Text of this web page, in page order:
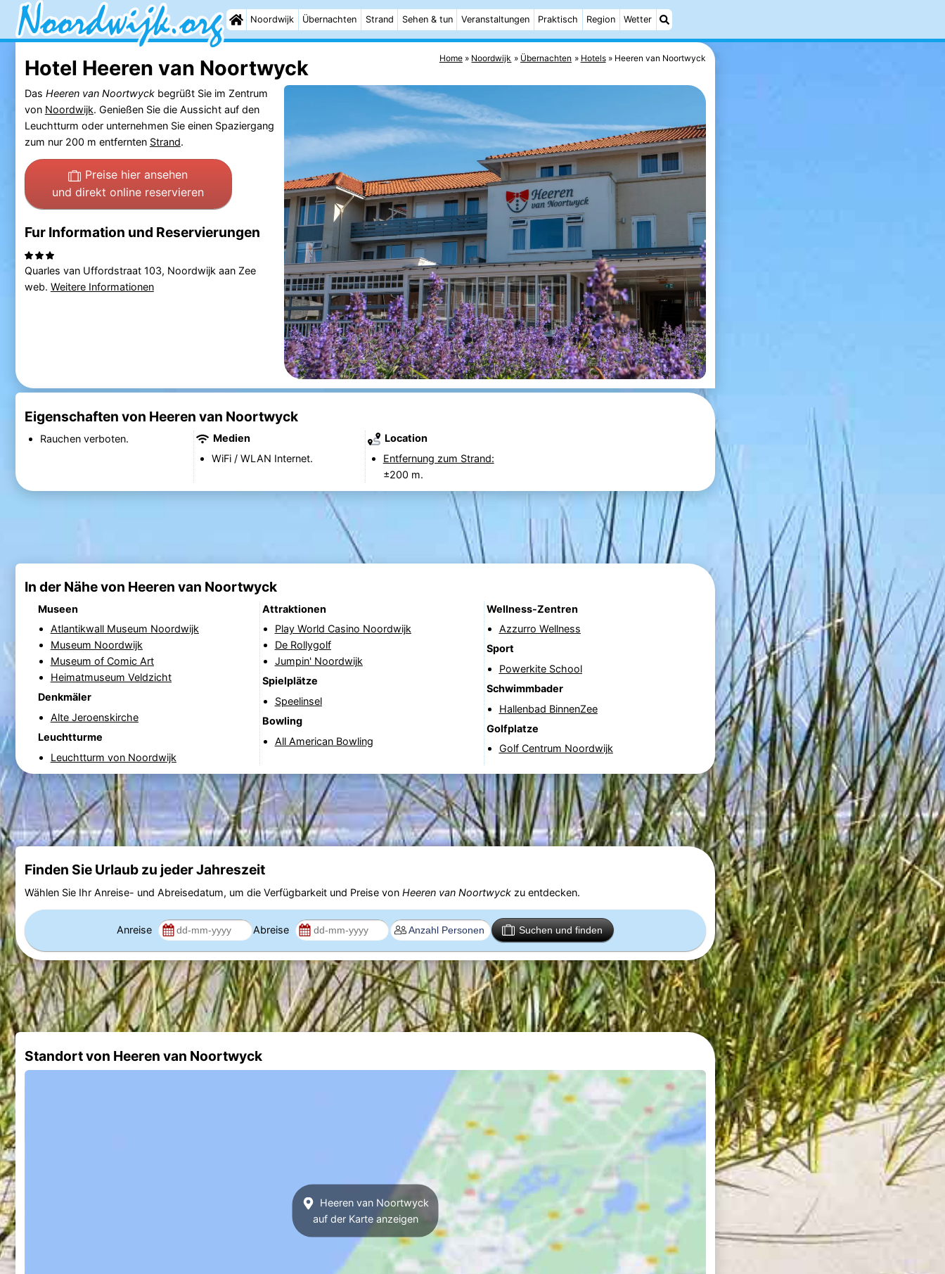
Noordwijk Übernachten Strand Sehen & tun Veranstaltungen Praktisch Region Wetter
Home Noordwijk Übernachten Hotels Heeren van Noortwyck
Hotel Heeren van Noortwyck
Das Heeren van Noortwyckbegrüßt Sie im Zentrum
von Noordwijk. Genießen Sie die Aussicht auf den
Leuchtturm oder unternehmen Sie einen Spaziergang
zum nur 200 m entfernten Strand.
Preise hier ansehen
und direkt online reservieren
Fur Information und Reservierungen
Quarles van Uffordstraat 103, Noordwijk aan Zee
web. Weitere Informationen
Eigenschaften von Heeren van Noortwyck
Rauchen verboten.
Medien
WiFi / WLAN Internet.
Location
Entfernung zum Strand:
±200 m.
In der Nähe von Heeren van Noortwyck
Museen
Atlantikwall Museum Noordwijk
Museum Noordwijk
Museum of Comic Art
Heimatmuseum Veldzicht
Denkmäler
Alte Jeroenskirche
Leuchtturme
Leuchtturm von Noordwijk
Attraktionen
Play World Casino Noordwijk
De Rollygolf
Jumpin' Noordwijk
Spielplätze
Speelinsel
Bowling
All American Bowling
Wellness-Zentren
Azzurro Wellness
Sport
Powerkite School
Schwimmbader
Hallenbad BinnenZee
Golfplatze
Golf Centrum Noordwijk
Finden Sie Urlaub zu jeder Jahreszeit
Wählen Sie Ihr Anreise- und Abreisedatum, um die Verfügbarkeit und Preise von Heeren van Noortwyckzu entdecken.
Anreise Abreise Suchen und finden
Standort von Heeren van Noortwyck
Heeren van Noortwyck
auf der Karte anzeigen